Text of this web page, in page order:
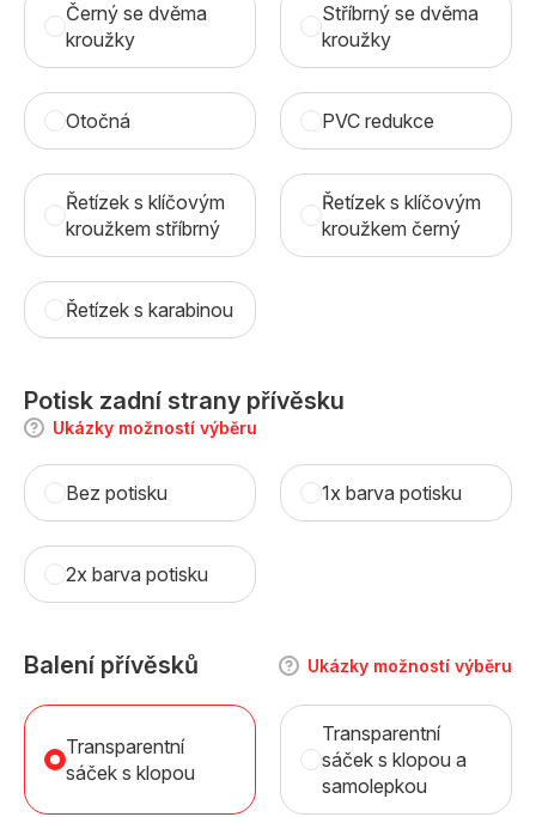
Černý se dvěma
kroužky
Stříbrný se dvěma
kroužky
Otočná PVC redukce
Řetízek s klíčovým
kroužkem stříbrný
Řetízek s klíčovým
kroužkem černý
Řetízek s karabinou
Potisk zadní strany přívěsku
Ukázky možností výběru
Bez potisku 1x barva potisku
2x barva potisku
Balení přívěsků Ukázky možností výběru
Transparentní
sáček s klopou
Transparentní
sáček s klopou a
samolepkou